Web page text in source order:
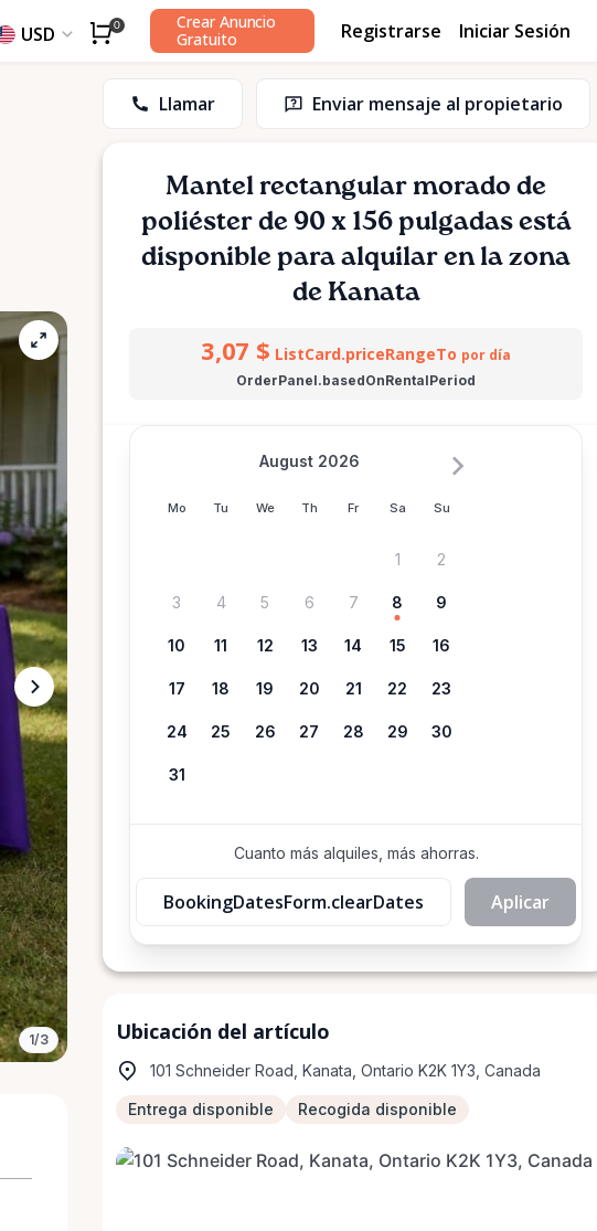
USD 0
Crear Anuncio
Gratuito
Registrarse Iniciar Sesión
1/3
Llamar Enviar mensaje al propietario
Mantel rectangular morado de
poliéster de 90 x 156 pulgadasestá
disponible para alquilar en la zona
de Kanata
3,07 $ ListCard.priceRangeTo por día
OrderPanel.basedOnRentalPeriod
Mo Tu We Th Fr Sa Su
August 2026
1 2
3 4 5 6 7 8 9
10 11 12 13 14 15 16
17 18 19 20 21 22 23
24 25 26 27 28 29 30
31
Cuanto más alquiles, más ahorras.
BookingDatesForm.clearDates Aplicar
Ubicación del artículo
101 Schneider Road, Kanata, Ontario K2K 1Y3, Canada
Entrega disponible Recogida disponible